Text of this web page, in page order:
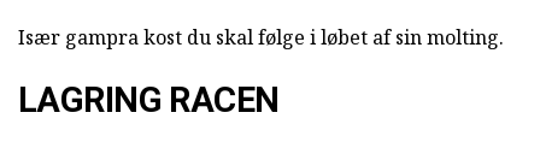
Især gampra kost du skal følge i løbet af sin molting.
LAGRING RACEN